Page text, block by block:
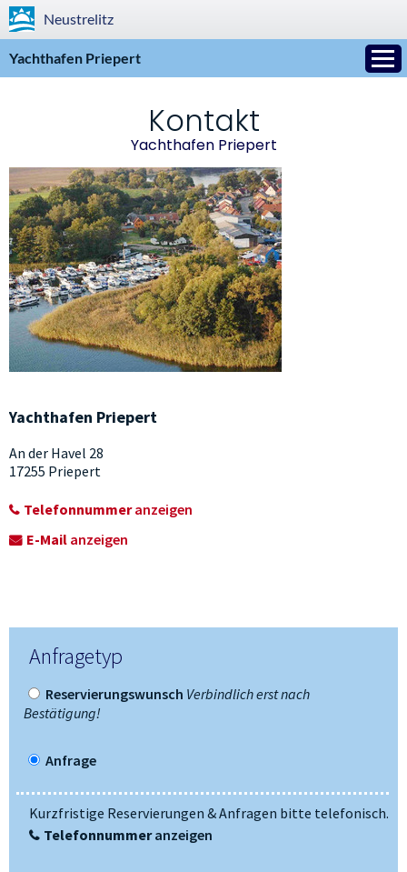
Neustrelitz
Yachthafen Priepert
Kontakt
Yachthafen Priepert
Yachthafen Priepert
An der Havel 28
17255 Priepert
Telefonnummeranzeigen
E-Mail anzeigen
Anfragetyp
Reservierungswunsch Verbindlich erst nach
Bestätigung!
Anfrage
Kurzfristige Reservierungen & Anfragen bitte telefonisch.
Telefonnummeranzeigen